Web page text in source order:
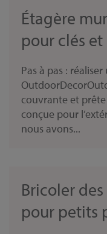
Étagère
pour clés
Pas à pas :
couvrante et
conçue pour
nous avons...
Bricoler
pour petits